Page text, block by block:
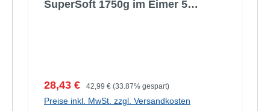
SuperSoft 1750g im Eimer 5
Verkaufspreis:
28,43 € Regulärer Preis:
42,99 € (33.87% gespart)
Preise inkl. MwSt. zzgl. Versandkosten